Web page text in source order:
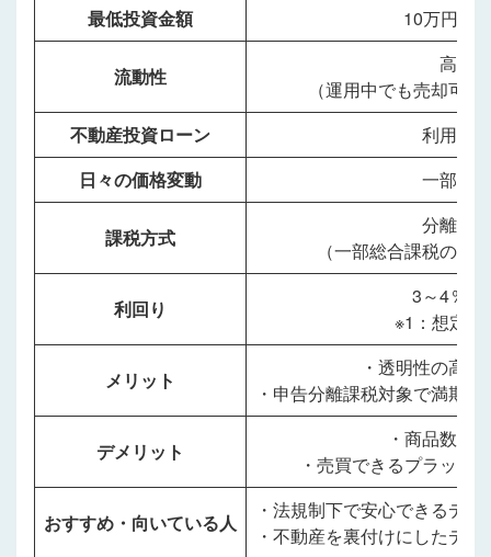
最低投資金額
10万円程
流動性
高い
（運用中でも売却可
不動産投資ローン
利用不可
日々の価格変動
一部あり
課税方式
分離課税
（一部総合課税のサ
利回り
3～4％程
※1：想定利
メリット
・透明性の高
・申告分離課税対象で満期
デメリット
・商品数が
・売買できるプラット
おすすめ・向いている人
・法規制下で安心できるデ
・不動産を裏付けにしたデ